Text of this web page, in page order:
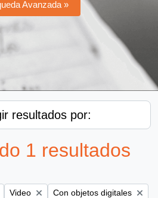
Avanzada »
resultados por:
1 resultados
Remove filter:
Video Remove filter:
Con objetos digitales